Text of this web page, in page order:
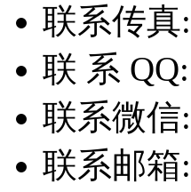
联系传真:
联 系 QQ:
联系微信:
联系邮箱: